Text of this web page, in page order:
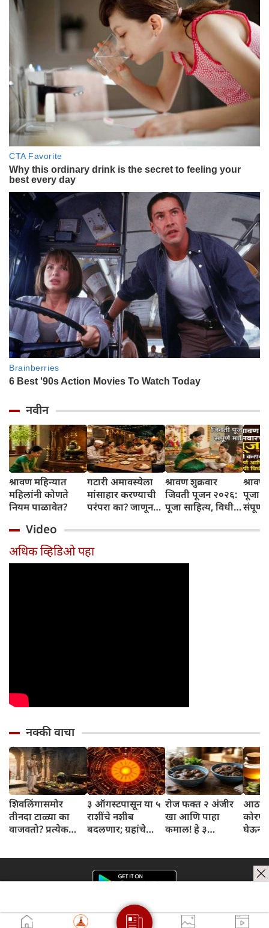
नवीन
श्रावण महिन्यात
महिलांनी कोणते
नियम पाळावेत?
गटारी अमावस्येला
मांसाहार करण्याची
परंपरा का? जाणून
खास कारण
श्रावण शुक्रवार
जिवती पूजन २०२६:
पूजा साहित्य, विधी,
कथा (संपूर्ण माहिती)
पूजा
संपूर्ण
Video
अधिक व्हिडिओ पहा
नक्की वाचा
शिवलिंगासमोर
तीनदा टाळ्या का
वाजवतो? प्रत्येक
जाणून घ्या
३ ऑगस्टपासून या ५
राशींचे नशीब
बदलणार; ग्रहांचे
संपतील आणि शुभ
दिवसांची सुरुवात
होईल
रोज फक्त २ अंजीर
खा आणि पाहा
कमाल! हे ३
तुम्हाला ठाऊक
आहेत का?
घेऊन
घ्या